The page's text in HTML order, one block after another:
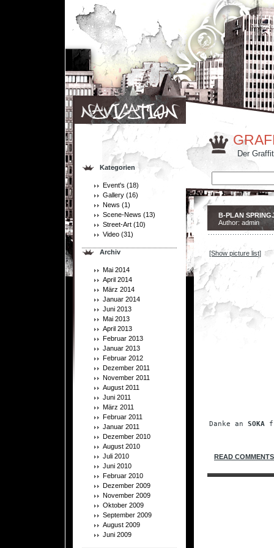
Kategorien
Event's (18)
Gallery (16)
News (1)
Scene-News (13)
Street-Art (10)
Video (31)
Archiv
Mai 2014
April 2014
März 2014
Januar 2014
Juni 2013
Mai 2013
April 2013
Februar 2013
Januar 2013
Februar 2012
Dezember 2011
November 2011
August 2011
Juni 2011
März 2011
Februar 2011
Januar 2011
Dezember 2010
August 2010
Juli 2010
Juni 2010
Februar 2010
Dezember 2009
November 2009
Oktober 2009
September 2009
August 2009
Juni 2009
Der
B-PLAN
Author: admin
[Show picture list]
Danke an SOKA
READ